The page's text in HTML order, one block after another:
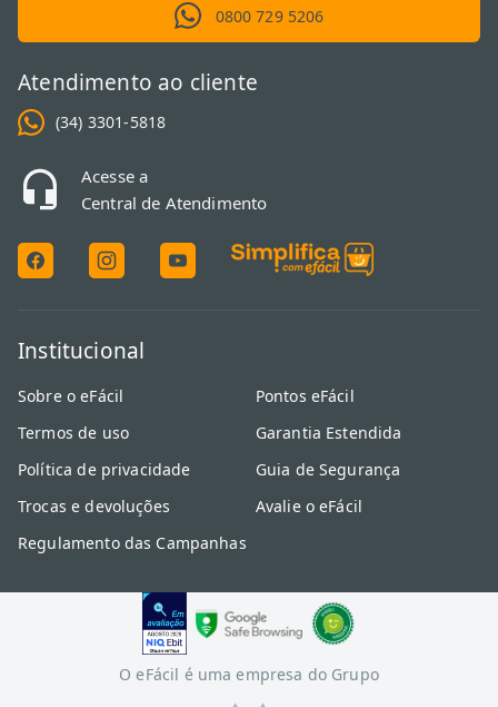
0800 729 5206
Atendimento ao cliente
(34) 3301-5818
Acesse a
Central de Atendimento
Institucional
Sobre o eFácil
Termos de uso
Política de privacidade
Trocas e devoluções
Regulamento das Campanhas
Pontos eFácil
Garantia Estendida
Guia de Segurança
Avalie o eFácil
O eFácil é uma empresa do Grupo